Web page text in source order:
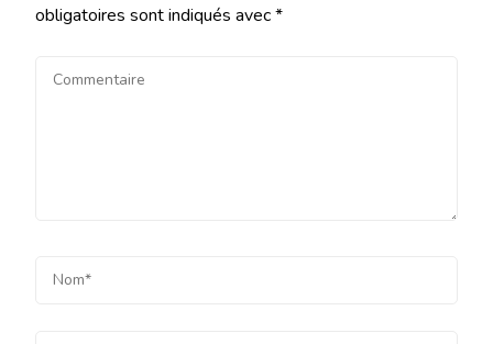
obligatoires sont indiqués avec*